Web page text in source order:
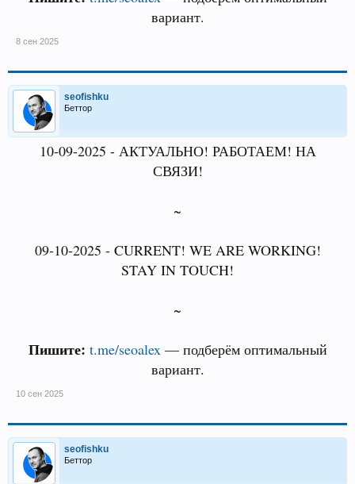
вариант.
8 сен 2025
seofishku
Беттор
10-09-2025 - АКТУАЛЬНО! РАБОТАЕМ! НА
СВЯЗИ!
~
09-10-2025 - CURRENT! WE ARE WORKING!
STAY IN TOUCH!
~
Пишите: t.me/seoalex— подберём оптимальный
вариант.
10 сен 2025
seofishku
Беттор